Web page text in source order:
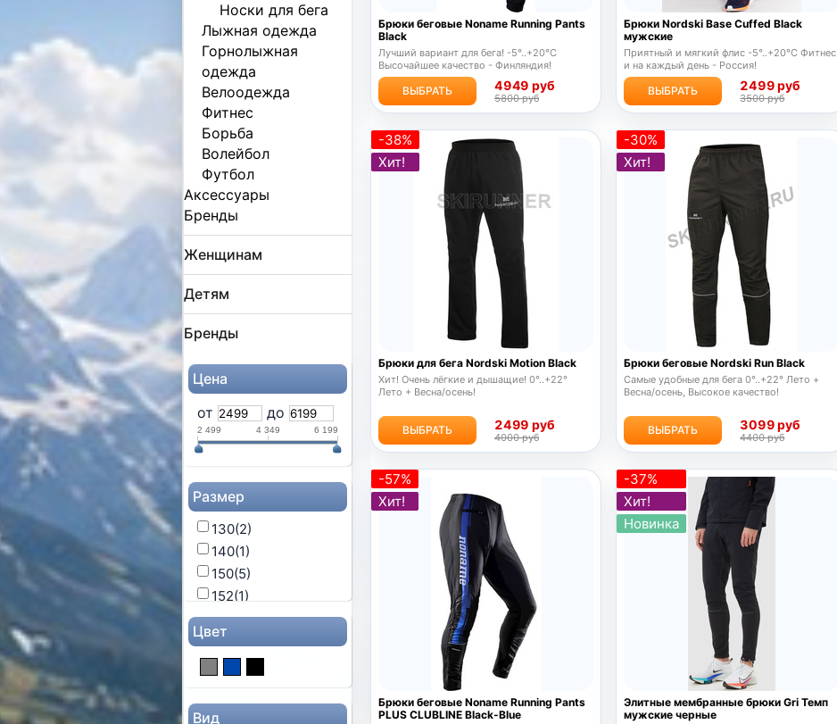
Носки для бега
Лыжная одежда
Горнолыжная
одежда
Велоодежда
Фитнес
Борьба
Волейбол
Футбол
Аксессуары
Бренды
Женщинам
Детям
Бренды
Цена
от
до
2 499 4 349 6 199
Размер
130(2)
140(1)
150(5)
152(1)
164(2)
XXS
XS(5)
M(19)
Цвет
Вид
Брюки беговые Noname Running Pants
Black
Лучший вариант для бега! -5°..+20°C
Высочайшее качество - Финляндия!
ВЫБРАТЬ 4949 руб
5800 руб
Брюки Nordski Base Cuffed Black
мужские
Приятный и мягкий флис -5°..+20°C Фитнес
и на каждый день - Россия!
ВЫБРАТЬ 2499 руб
3500 руб
-38%
Хит!
Брюки для бега Nordski Motion Black
Хит! Очень лёгкие и дышащие! 0°..+22°
Лето + Весна/осень!
ВЫБРАТЬ 2499 руб
4000 руб
-30%
Хит!
Брюки беговые Nordski Run Black
Самые удобные для бега 0°..+22° Лето +
Весна/осень, Высокое качество!
ВЫБРАТЬ 3099 руб
4400 руб
-57%
Хит!
Брюки беговые Noname Running Pants
PLUS CLUBLINE Black-Blue
-37%
Хит!
Новинка
Элитные мембранные брюки Gri Темп
мужские черные